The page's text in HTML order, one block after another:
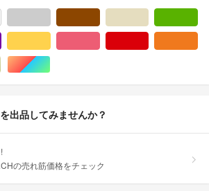
系
ゴールド/金色系マルチカラー
出品してみませんか？
の売れ筋価格をチェック